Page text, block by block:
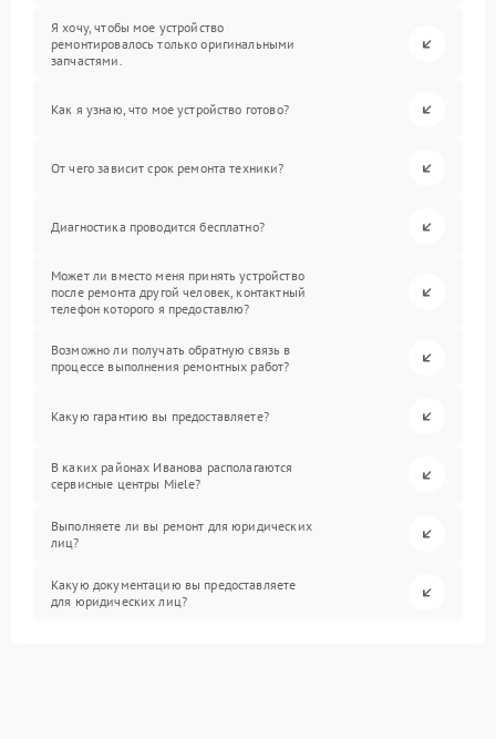
Я хочу, чтобы мое устройство
ремонтировалось только оригинальными
запчастями.
Как я узнаю, что мое устройство готово?
От чего зависит срок ремонта техники?
Диагностика проводится бесплатно?
Может ли вместо меня принять устройство
после ремонта другой человек, контактный
телефон которого я предоставлю?
Возможно ли получать обратную связь в
процессе выполнения ремонтных работ?
Какую гарантию вы предоставляете?
В каких районах Иванова располагаются
сервисные центры Miele?
Выполняете ли вы ремонт для юридических
лиц?
Какую документацию вы предоставляете
для юридических лиц?